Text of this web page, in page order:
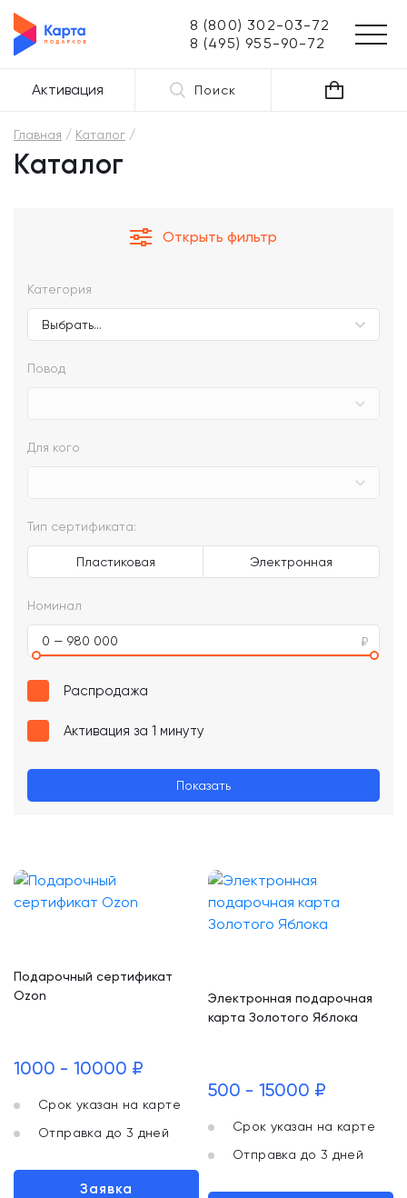
8 (800) 302-03-72
8 (495) 955-90-72
Активация Поиск
Главная Каталог
Каталог
Открыть фильтр
Категория
Повод
Для кого
Тип сертификата:
Пластиковая Электронная
Номинал
0 — 980 000
Распродажа
Активация за 1 минуту
Показать
Подарочный сертификат
Ozon
1000 - 10000 ₽
Срок указан на карте
Отправка до 3 дней
Заявка
Электронная подарочная
карта Золотого Яблока
500 - 15000 ₽
Срок указан на карте
Отправка до 3 дней